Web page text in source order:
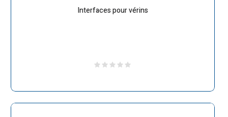
Interfaces pour vérins